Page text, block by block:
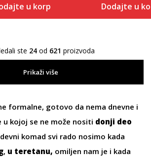
u korpu Dodajte u
ste 24 od 621 proizvoda
Prikaži više
formalne, gotovo da nema dnevne i
u kojoj se ne može nositi donji deo
komad svi rado nosimo kada
, u teretanu, omiljen nam je i kada